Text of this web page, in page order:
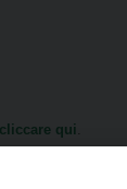
cliccare qui